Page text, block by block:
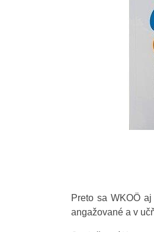
Preto sa WKOÖ
angažované a v